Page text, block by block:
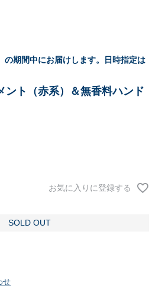
期間中にお届けします。日時指定は
ント（赤系）＆無香料ハンド
お気に入りに登録する
SOLD OUT
せ